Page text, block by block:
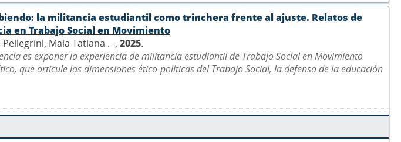
la militancia estudiantil como trinchera frente al ajuste. Relatos de
en Trabajo Social en Movimiento
Maia Tatiana .- , 2025.
es exponer la experiencia de militancia estudiantil de Trabajo Social en Movimiento
que articule las dimensiones ético-políticas del Trabajo Social, la defensa de la educación